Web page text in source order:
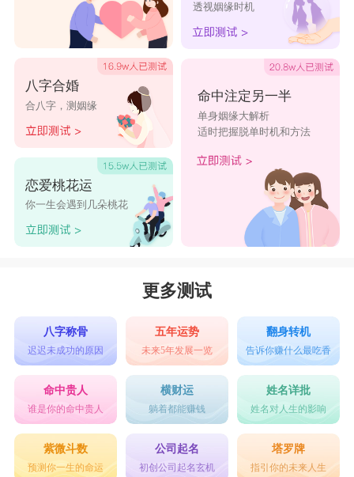
八字合婚
合八字，测姻缘
恋爱桃花运
你一生会遇到几朵桃花
透视姻缘时机
命中注定另一半
单身姻缘大解析
适时把握脱单时机和方法
更多测试
八字称骨
迟迟未成功的原因
五年运势
未来5年发展一览
翻身转机
告诉你赚什么最吃香
命中贵人
谁是你的命中贵人
横财运
躺着都能赚钱
姓名详批
姓名对人生的影响
紫微斗数
预测你一生的命运
公司起名
初创公司起名玄机
塔罗牌
指引你的未来人生